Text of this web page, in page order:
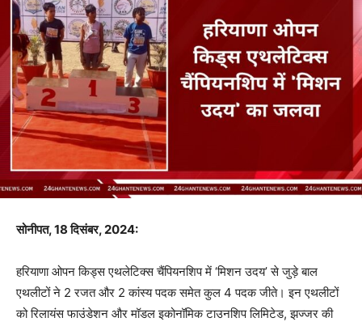
सोनीपत, 18 दिसंबर, 2024:
हरियाणा ओपन किड्स एथलेटिक्स चैंपियनशिप में ‘मिशन उदय’ से जुड़े बाल
एथलीटों ने 2 रजत और 2 कांस्य पदक समेत कुल 4 पदक जीते। इन एथलीटों
को रिलायंस फाउंडेशन और मॉडल इकोनॉमिक टाउनशिप लिमिटेड, झज्जर की